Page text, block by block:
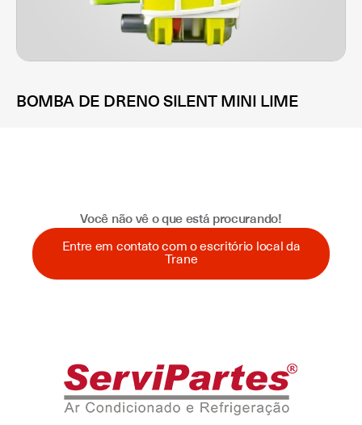
BOMBA DE DRENO SILENT MINI LIME
Você não vê o que está procurando!
Entre em contato com o escritório local da
Trane